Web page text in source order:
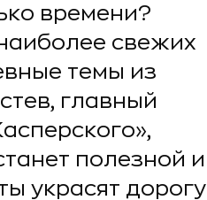
времени?
свежих
темы из
главный
полезной и
украсят дорогу